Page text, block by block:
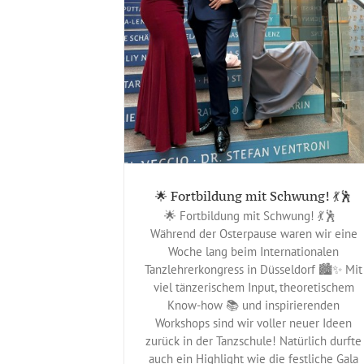
🌟 Fortbildung mit Schwung! 💃🕺
🌟 Fortbildung mit Schwung! 💃🕺
Während der Osterpause waren wir eine
Woche lang beim Internationalen
Tanzlehrerkongress in Düsseldorf 🏙️✨ Mit
viel tänzerischem Input, theoretischem
Know-how 📚 und inspirierenden
Workshops sind wir voller neuer Ideen
zurück in der Tanzschule! Natürlich durfte
auch ein Highlight wie die festliche Gala